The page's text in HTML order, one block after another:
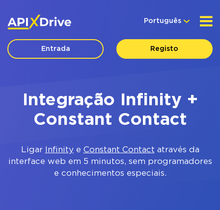
Português
Entrada Registo
Integração Infinity +
Constant Contact
Ligar Infinitye Constant Contact através da
interface web em 5 minutos, sem programadores
e conhecimentos especiais.